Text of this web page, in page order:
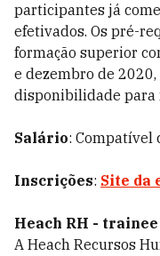
participantes já
efetivados. Os pré-
formação superior
e dezembro de
disponibilidade para
Salário: Compatível
Inscrições: Site da
Heach RH - trainee
A Heach Recursos